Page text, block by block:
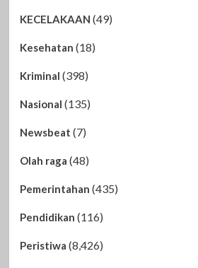
KECELAKAAN (49)
Kesehatan (18)
Kriminal (398)
Nasional (135)
Newsbeat (7)
Olah raga (48)
Pemerintahan (435)
Pendidikan (116)
Peristiwa (8,426)